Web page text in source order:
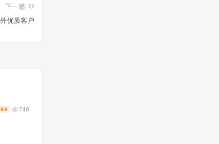
下一篇
优质客户
9.9 746